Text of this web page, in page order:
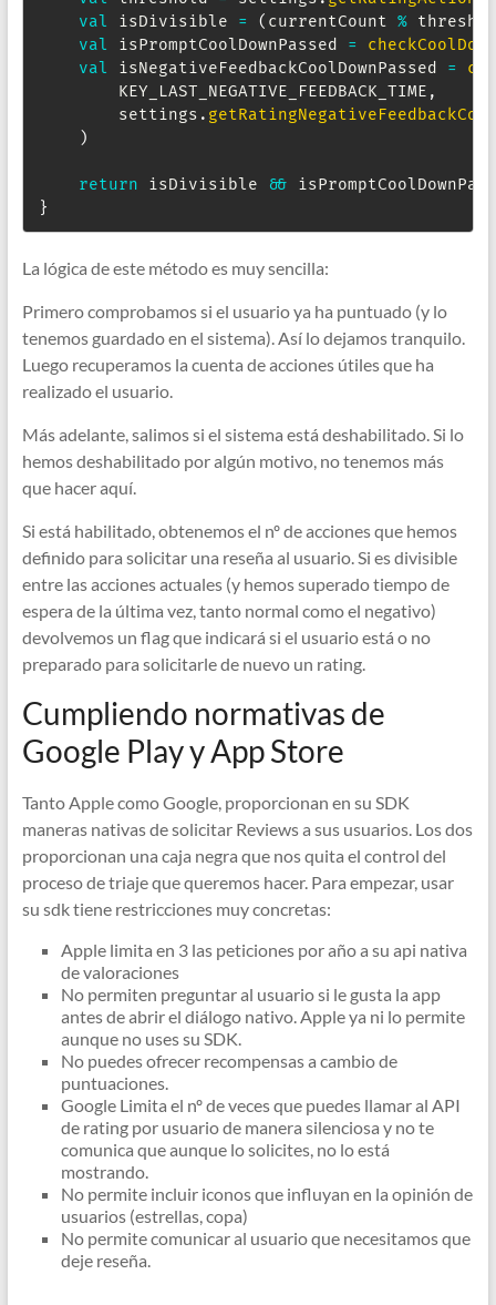
val
isDivisible = ( currentCount %
val
isPromptCoolDownPassed =
checkCoolDown
val
isNegativeFeedbackCoolDownPassed =
        KEY_LAST_NEGATIVE_FEEDBACK_TIME
,
        settings
.
)
return isDivisible &&
}
La lógica de este método es muy sencilla:
Primero comprobamos si el usuario ya ha puntuado (y lo
tenemos guardado en el sistema). Así lo dejamos tranquilo.
Luego recuperamos la cuenta de acciones útiles que ha
realizado el usuario.
Más adelante, salimos si el sistema está deshabilitado. Si lo
hemos deshabilitado por algún motivo, no tenemos más
que hacer aquí.
Si está habilitado, obtenemos el nº de acciones que hemos
definido para solicitar una reseña al usuario. Si es divisible
entre las acciones actuales (y hemos superado tiempo de
espera de la última vez, tanto normal como el negativo)
devolvemos un flag que indicará si el usuario está o no
preparado para solicitarle de nuevo un rating.
Cumpliendo normativas de
Google Play y App Store
Tanto Apple como Google, proporcionan en su SDK
maneras nativas de solicitar Reviews a sus usuarios. Los dos
proporcionan una caja negra que nos quita el control del
proceso de triaje que queremos hacer. Para empezar, usar
su sdk tiene restricciones muy concretas:
Apple limita en 3 las peticiones por año a su api nativa
de valoraciones
No permiten preguntar al usuario si le gusta la app
antes de abrir el diálogo nativo. Apple ya ni lo permite
aunque no uses su SDK.
No puedes ofrecer recompensas a cambio de
puntuaciones.
Google Limita el nº de veces que puedes llamar al API
de rating por usuario de manera silenciosa y no te
comunica que aunque lo solicites, no lo está
mostrando.
No permite incluir iconos que influyan en la opinión de
usuarios (estrellas, copa)
No permite comunicar al usuario que necesitamos que
deje reseña.